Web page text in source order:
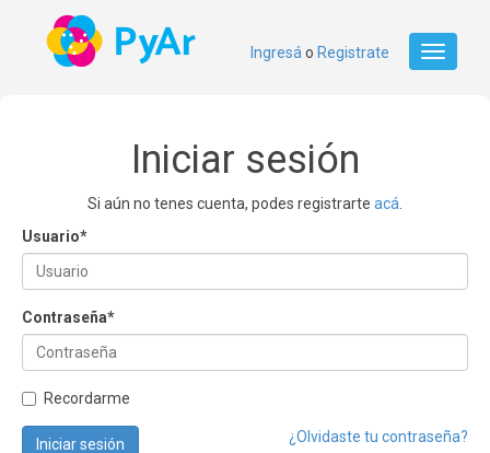
Toggle
Ingresá o Registrate
Iniciar sesión
Si aún no tenes cuenta, podes registrarte acá
Usuario*
Contraseña*
Recordarme
¿Olvidaste tu contraseña?
Iniciar sesión